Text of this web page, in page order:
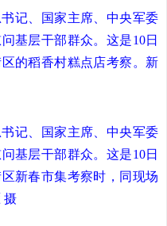
记、国家主席、中央军委
基层干部群众。这是10日
的稻香村糕点店考察。新
记、国家主席、中央军委
基层干部群众。这是10日
新春市集考察时，同现场
摄